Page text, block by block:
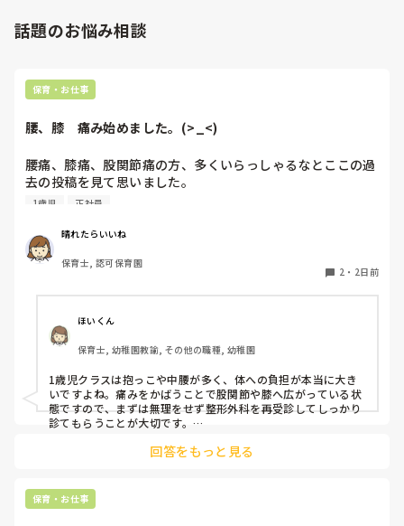
話題のお悩み相談
保育・お仕事
腰、膝　痛み始めました。(>_<)
腰痛、膝痛、股関節痛の方、多くいらっしゃるなとここの過
去の投稿を見て思いました。
という私も、２週間前、初めて腰痛になりました。
右腰が痛くて、起き上がれない。
ようやく立てたら、しゃがめない。
驚きました。
通院して、コルセット、湿布、痛み止め、電気などで１週間
乗り切ったら
週末には、左が痛みだし、これも痛み止めや湿布で抑えて仕
事をしていたら、
床から支えなしに立ち上がりにくくなり、痛みが走ります。
自転車通勤ですが、それも、膝や太ももに痛みが来始めまし
た。
1歳児 正社員
晴れたらいいね
保育士, 認可保育園
2 ・ 2日前
ほいくん
保育士, 幼稚園教諭, その他の職種, 幼稚園
1歳児クラスは抱っこや中腰が多く、体への負担が本当に大き
いですよね。痛みをかばうことで股関節や膝へ広がっている状
態ですので、まずは無理をせず整形外科を再受診してしっかり
診てもらうことが大切です。
用したり、抱っこや重い作業は周囲の先生に相談して頼むよう
回答をもっと見る
保育・お仕事